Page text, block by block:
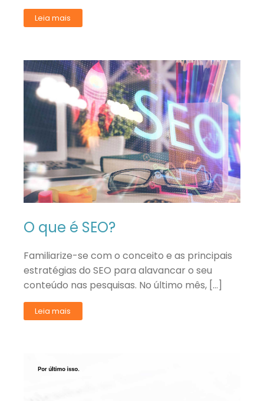
Leia mais
O que é SEO?
Familiarize-se com o conceito e as principais
estratégias do SEO para alavancar o seu
conteúdo nas pesquisas. No último mês, […]
Leia mais